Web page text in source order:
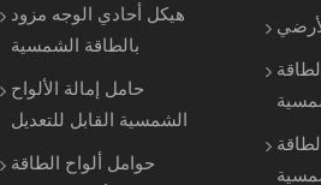
هيكل أحادي الوجه مزود
بالطاقة الشمسية
حامل إمالة الألواح
الشمسية القابل للتعديل
حوامل ألواح الطاقة